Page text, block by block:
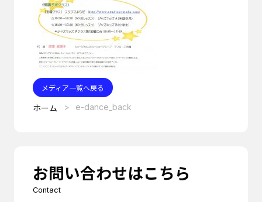
メディア一覧へ戻る
ホーム e-dance_back
お問い合わせはこちら
Contact